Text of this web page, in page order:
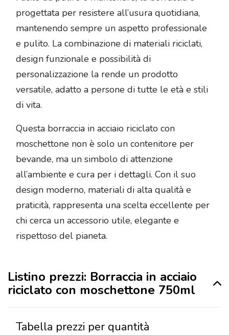
progettata per resistere all’usura quotidiana,
mantenendo sempre un aspetto professionale
e pulito. La combinazione di materiali riciclati,
design funzionale e possibilità di
personalizzazione la rende un prodotto
versatile, adatto a persone di tutte le età e stili
di vita.
Questa borraccia in acciaio riciclato con
moschettone non è solo un contenitore per
bevande, ma un simbolo di attenzione
all’ambiente e cura per i dettagli. Con il suo
design moderno, materiali di alta qualità e
praticità, rappresenta una scelta eccellente per
chi cerca un accessorio utile, elegante e
rispettoso del pianeta.
Listino prezzi: Borraccia in acciaio
riciclato con moschettone 750ml
Tabella prezzi per quantità